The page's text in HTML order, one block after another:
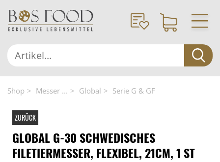
Shop Messer ... Global Serie G & GF
ZURÜCK
GLOBAL G-30 SCHWEDISCHES
FILETIERMESSER, FLEXIBEL, 21CM, 1 ST